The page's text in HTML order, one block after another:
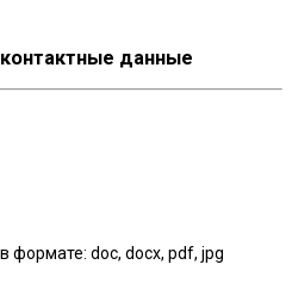
данные
формате: doc, docx, pdf, jpg